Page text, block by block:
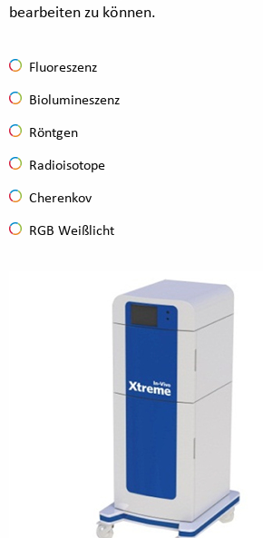
bearbeiten zu können.
Fluoreszenz
Biolumineszenz
Röntgen
Radioisotope
Cherenkov
RGB Weißlicht